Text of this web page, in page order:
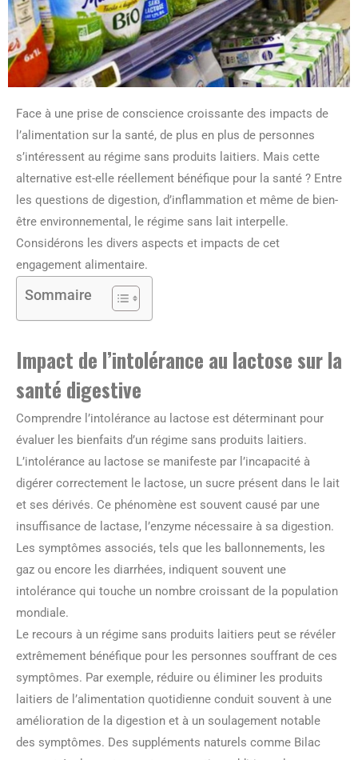
Face à une prise de conscience croissante des impacts de
l’alimentation sur la santé, de plus en plus de personnes
s’intéressent au régime sans produits laitiers. Mais cette
alternative est-elle réellement bénéfique pour la santé ? Entre
les questions de digestion, d’inflammation et même de bien-
être environnemental, le régime sans lait interpelle.
Considérons les divers aspects et impacts de cet
engagement alimentaire.
Sommaire
Impact de l’intolérance au lactose sur la
santé digestive
Comprendre l’intolérance au lactose est déterminant pour
évaluer les bienfaits d’un régime sans produits laitiers.
L’intolérance au lactose se manifeste par l’incapacité à
digérer correctement le lactose, un sucre présent dans le lait
et ses dérivés. Ce phénomène est souvent causé par une
insuffisance de lactase, l’enzyme nécessaire à sa digestion.
Les symptômes associés, tels que les ballonnements, les
gaz ou encore les diarrhées, indiquent souvent une
intolérance qui touche un nombre croissant de la population
mondiale.
Le recours à un régime sans produits laitiers peut se révéler
extrêmement bénéfique pour les personnes souffrant de ces
symptômes. Par exemple, réduire ou éliminer les produits
laitiers de l’alimentation quotidienne conduit souvent à une
amélioration de la digestion et à un soulagement notable
des symptômes. Des suppléments naturels comme Bilac